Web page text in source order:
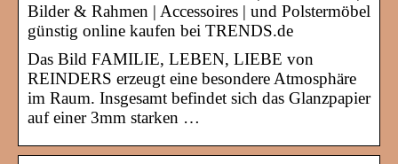
Bilder & Rahmen | Accessoires | und Polstermöbel
günstig online kaufen bei TRENDS.de
Das Bild FAMILIE, LEBEN, LIEBE von
REINDERS erzeugt eine besondere Atmosphäre
im Raum. Insgesamt befindet sich das Glanzpapier
auf einer 3mm starken …